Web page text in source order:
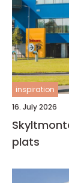
inspiration
16. July 2026
Skyltmontage från idé till
plats